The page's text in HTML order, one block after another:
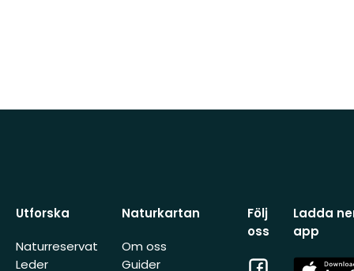
Utforska
Naturreservat
Leder
Naturkartan
Om oss
Guider
Följ
oss
Facebook
Ladda
app
App